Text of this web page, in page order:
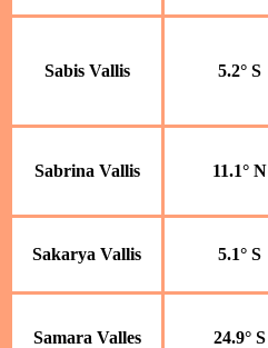
Sabis Vallis 5.2° S
Sabrina Vallis 11.1° N
Sakarya Vallis 5.1° S
Samara Valles 24.9° S